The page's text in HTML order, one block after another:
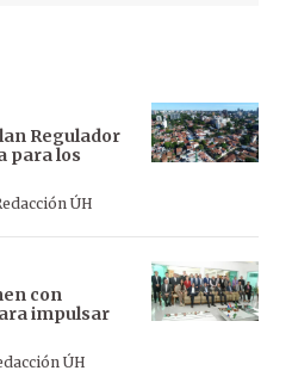
Regulador
para los
ÚH
con
impulsar
ÚH